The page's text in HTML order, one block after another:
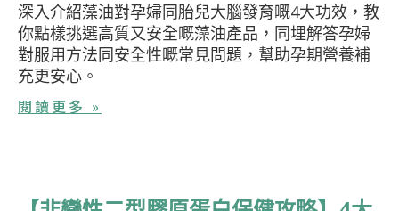
深入介紹藻油對孕婦同胎兒大腦發育嘅4大功效，教
你點樣挑選高質又安全嘅藻油產品，同埋解答孕婦
對服用方法同安全性嘅常見問題，幫助孕期營養補
充更安心。
閱讀更多 »